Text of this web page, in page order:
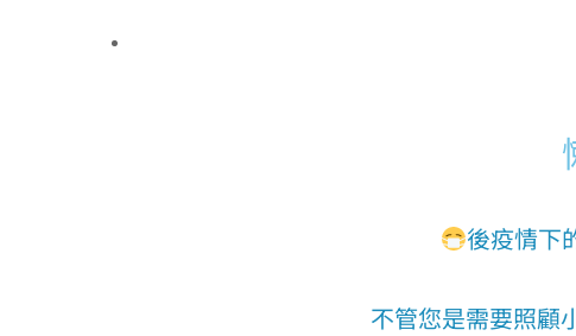
後疫情下
不管您是需要照顧